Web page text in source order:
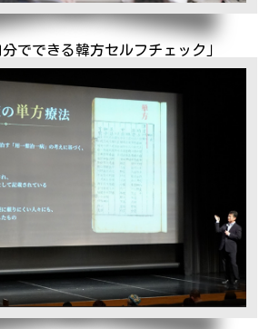
でできる韓方セルフチェック」